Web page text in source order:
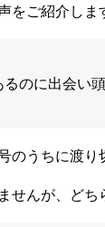
をご紹介しま
るのに出会い
のうちに渡り
せんが、どち